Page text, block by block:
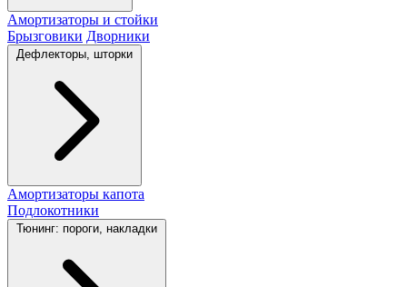
Амортизаторы и стойки
Брызговики Дворники
Дефлекторы, шторки
Амортизаторы капота
Подлокотники
Тюнинг: пороги, накладки